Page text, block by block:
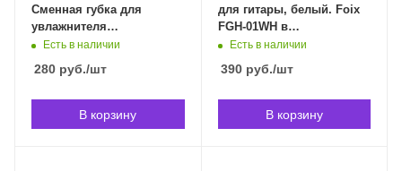
Сменная губка для
увлажнителя
акустических гитар, 1шт,
Владивостоке
Есть в наличии
280 руб./шт
В корзину
для гитары, белый. Foix
FGH-01WH в
Владивостоке
Есть в наличии
390руб./шт
В корзину